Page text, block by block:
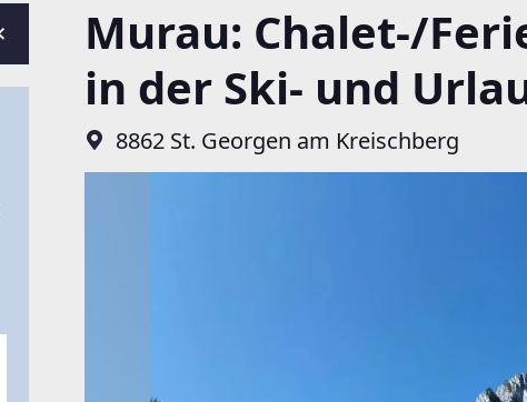
Murau: Chalet-/
in der Ski- und
8862 St. Georgen am Kreischberg